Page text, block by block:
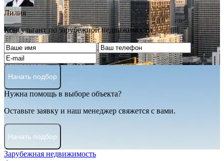
Лилия
Консультант по зарубежной недвижимости
Начать подбор
Нужна помощь в выборе объекта?
Оставьте заявку и наш менеджер свяжется с вами.
Начать подбор
Зарубежная недвижимость